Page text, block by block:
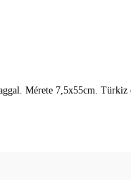
Mérete 7,5x55cm.